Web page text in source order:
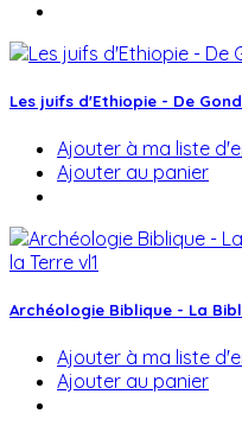
Les juifs d'Ethiopie - De
Ajouter à ma liste
Ajouter au panier
Archéologie Biblique - La
Ajouter à ma liste
Ajouter au panier